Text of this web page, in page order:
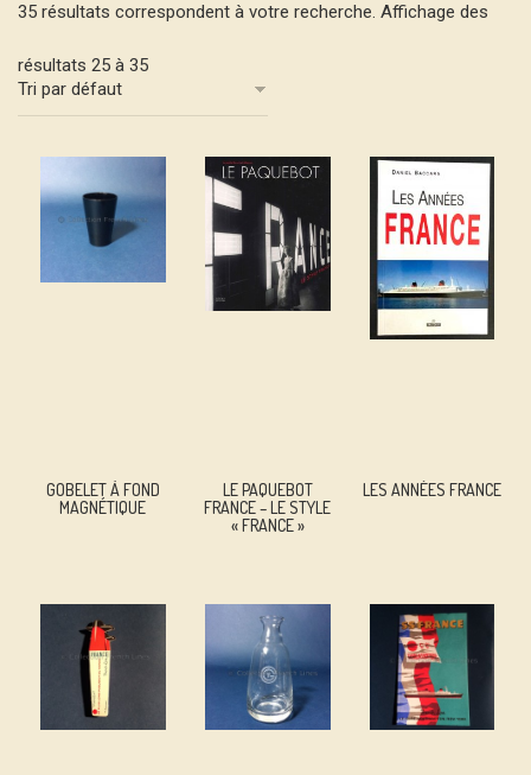
35 résultats correspondent à votre recherche. Affichage des
résultats 25 à 35
GOBELET À FOND
MAGNÉTIQUE
LE PAQUEBOT
FRANCE – LE STYLE
« FRANCE »
LES ANNÉES FRANCE